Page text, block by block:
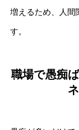
増えるため、人間
す。
職場で愚痴